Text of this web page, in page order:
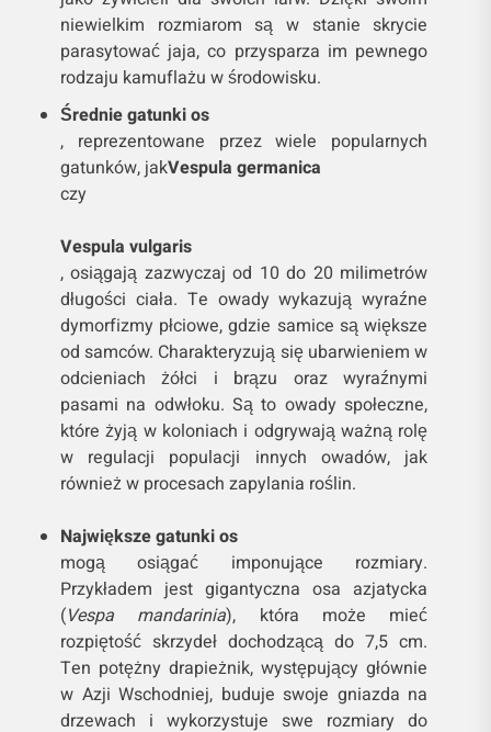
niewielkim rozmiarom są w stanie skrycie
parasytować jaja, co przysparza im pewnego
rodzaju kamuflażu w środowisku.
Średnie gatunki os
, reprezentowane przez wiele popularnych
gatunków, jakVespula germanica
czy
Vespula vulgaris
, osiągają zazwyczaj od 10 do 20 milimetrów
długości ciała. Te owady wykazują wyraźne
dymorfizmy płciowe, gdzie samice są większe
od samców. Charakteryzują się ubarwieniem w
odcieniach żółci i brązu oraz wyraźnymi
pasami na odwłoku. Są to owady społeczne,
które żyją w koloniach i odgrywają ważną rolę
w regulacji populacji innych owadów, jak
również w procesach zapylania roślin.
Największe gatunki os
mogą osiągać imponujące rozmiary.
Przykładem jest gigantyczna osa azjatycka
(Vespa mandarinia), która może mieć
rozpiętość skrzydeł dochodzącą do 7,5 cm.
Ten potężny drapieżnik, występujący głównie
w Azji Wschodniej, buduje swoje gniazda na
drzewach i wykorzystuje swe rozmiary do